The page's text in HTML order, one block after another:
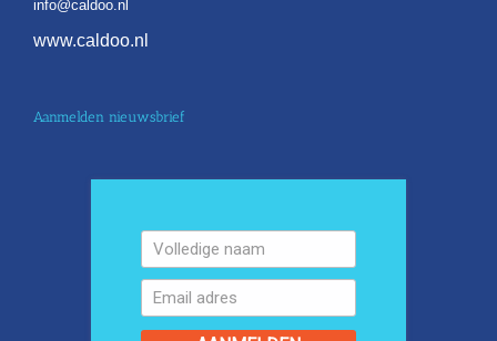
info@caldoo.nl
www.caldoo.nl
Aanmelden nieuwsbrief